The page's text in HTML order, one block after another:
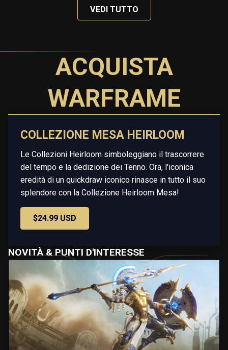
VEDI TUTTO
ACQUISTA
WARFRAME
COLLEZIONE MESA HEIRLOOM
Le Collezioni Heirloom simboleggiano il trascorrere
del tempo e la dedizione dei Tenno. Ora, l'iconica
eredità di un quickdraw iconico rinasce in tutto il suo
splendore con la Collezione Heirloom Mesa!
$24.99 USD
NOVITÀ & PUNTI D'INTERESSE